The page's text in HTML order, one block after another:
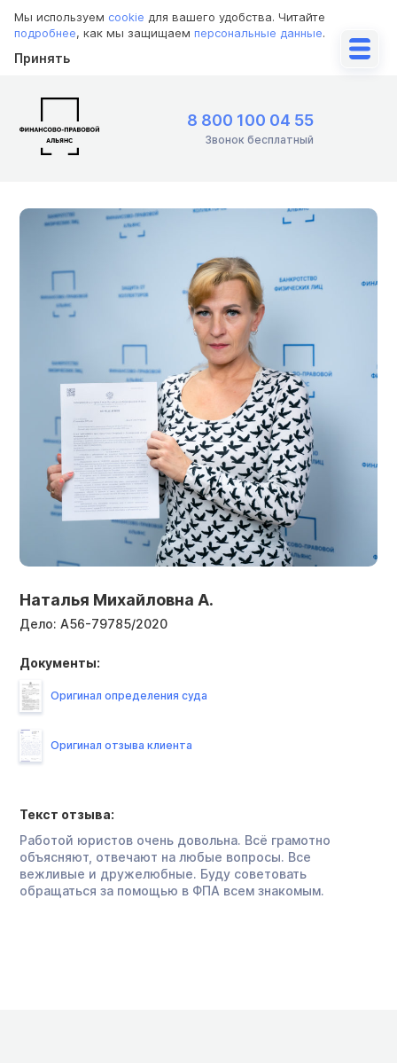
Мы используем cookie для вашего удобства. Читайте
подробнее, как мы защищаем персональные данные.
Принять
8 800 100 04 55
Звонок бесплатный
Наталья Михайловна А.
Дело: А56-79785/2020
Текст отзыва:
Работой юристов очень довольна. Всё грамотно
объясняют, отвечают на любые вопросы. Все
вежливые и дружелюбные. Буду советовать
обращаться за помощью в ФПА всем знакомым.
Документы:
Оригинал определения суда
Оригинал отзыва клиента